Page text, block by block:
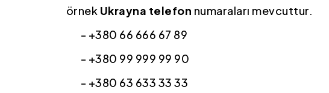
örnek Ukrayna telefon numaraları mevcuttur.
- +380 66 666 67 89
- +380 99 999 99 90
- +380 63 633 33 33